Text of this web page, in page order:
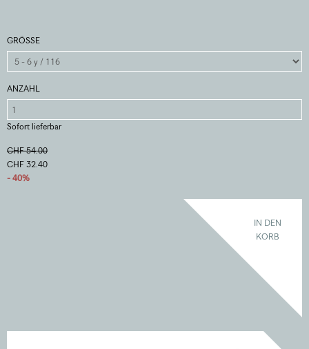
GRÖSSE
ANZAHL
Sofort lieferbar
CHF 54.00
CHF 32.40
- 40%
IN DEN
KORB